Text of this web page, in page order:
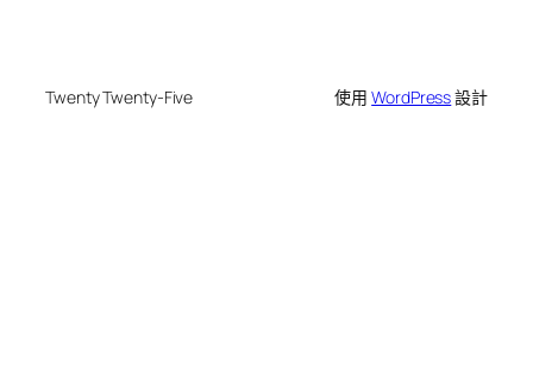
Twenty Twenty-Five 使用WordPress設計